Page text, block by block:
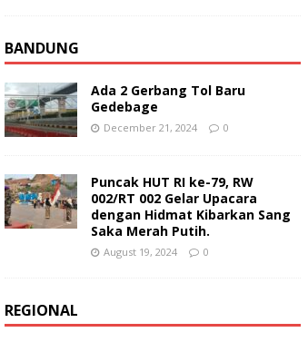
BANDUNG
Ada 2 Gerbang Tol Baru
Gedebage
December 21, 2024 0
Puncak HUT RI ke-79, RW
002/RT 002 Gelar Upacara
dengan Hidmat Kibarkan Sang
Saka Merah Putih.
August 19, 2024 0
REGIONAL